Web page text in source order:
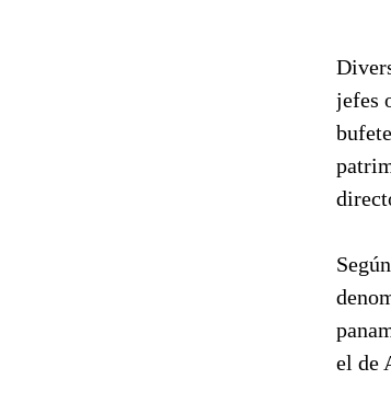
jefes
el de